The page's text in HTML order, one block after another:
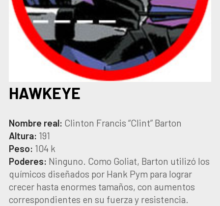
HAWKEYE
Nombre real: Clinton Francis “Clint” Barton
Altura: 191
Peso: 104 k
Poderes: Ninguno. Como Goliat, Barton utilizó los
químicos diseñados por Hank Pym para lograr
crecer hasta enormes tamaños, con aumentos
correspondientes en su fuerza y resistencia.